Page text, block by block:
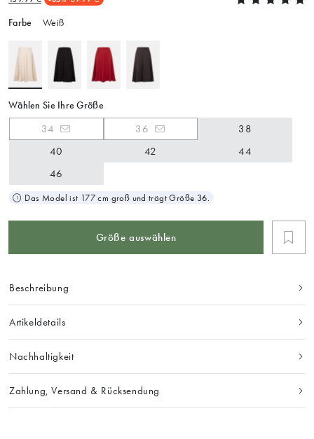
Farbe Weiß
Wählen Sie Ihre Größe
34 36
38
40
42
44
46
Das Model ist 177 cm groß und trägt Größe 36.
Größe auswählen
Beschreibung
Artikeldetails
Nachhaltigkeit
Zahlung, Versand & Rücksendung